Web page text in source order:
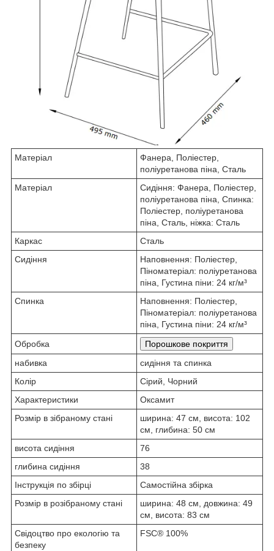
Матеріал
Фанера, Поліестер,
поліуретанова піна, Сталь
Матеріал
Сидіння: Фанера, Поліестер,
поліуретанова піна, Спинка:
Поліестер, поліуретанова
піна, Сталь, ніжка: Сталь
Каркас
Сталь
Сидіння
Наповнення: Поліестер,
Піноматеріал: поліуретанова
піна, Густина піни: 24 кг/м³
Спинка
Наповнення: Поліестер,
Піноматеріал: поліуретанова
піна, Густина піни: 24 кг/м³
Обробка
Порошкове покриття
набивка
сидіння та спинка
Колір
Сірий, Чорний
Характеристики
Оксамит
Розмір в зібраному стані
ширина: 47 см, висота: 102
см, глибина: 50 см
висота сидіння
76
глибина сидіння
38
Інструкція по збірці
Самостійна збірка
Розмір в розібраному стані
ширина: 48 см, довжина: 49
см, висота: 83 см
Свідоцтво про екологію та
безпеку
FSC® 100%